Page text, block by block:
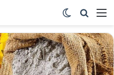
Switch skin